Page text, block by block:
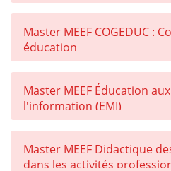
Master MEEF COGEDUC :
éducation
Master MEEF Éducation
l'information (EMI)
Master MEEF Didactique
dans les activités